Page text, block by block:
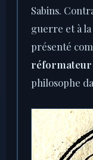
Sabins.
guerre et à
présenté
philosophe